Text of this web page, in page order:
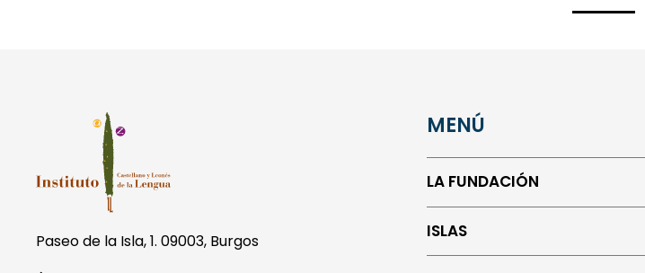
Paseo de la Isla, 1. 09003, Burgos
MENÚ
LA FUNDACIÓN
ISLAS